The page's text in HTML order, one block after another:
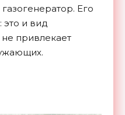
Его
это и вид
привлекает